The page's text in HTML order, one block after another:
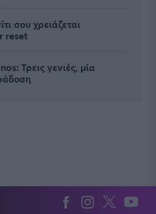
σου χρειάζεται
reset
Τρεις γενιές, μία